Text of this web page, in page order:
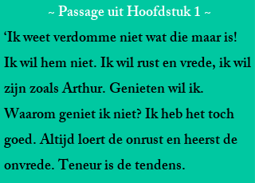
~ Passage uit Hoofdstuk 1 ~
‘Ik weet verdomme niet wat die maar is!
Ik wil hem niet. Ik wil rust en vrede, ik wil
zijn zoals Arthur. Genieten wil ik.
Waarom geniet ik niet? Ik heb het toch
goed. Altijd loert de onrust en heerst de
onvrede. Teneur is de tendens.